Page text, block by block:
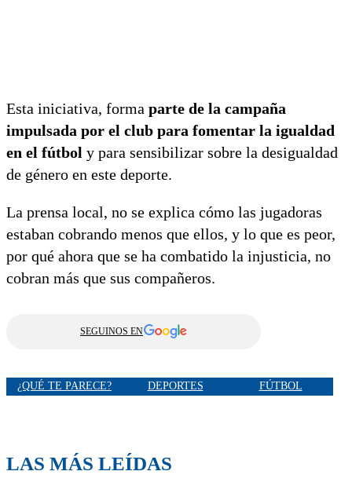
Esta iniciativa, forma parte de la campaña
impulsada por el club para fomentar la igualdad
en el fútbol y para sensibilizar sobre la desigualdad
de género en este deporte.
La prensa local, no se explica cómo las jugadoras
estaban cobrando menos que ellos, y lo que es peor,
por qué ahora que se ha combatido la injusticia, no
cobran más que sus compañeros.
SEGUINOS EN
¿QUÉ TE PARECE? DEPORTES FÚTBOL
LAS MÁS LEÍDAS